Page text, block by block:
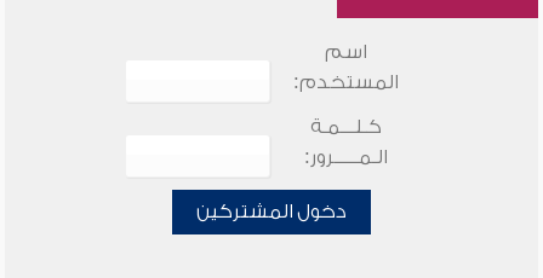
اسم
المستخدم:
كـلـــمـة
الـمـــــرور:
دخول المشتركين